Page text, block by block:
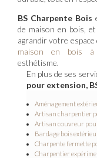
BS Charpente Bois
de maison en bois,
agrandir votre
maison en bois à
esthétisme.
En plus de ses
pour extension,
Aménagement
Artisan charpentier
Artisan couvreur
Bardage bois
Charpente fermette
Charpentier